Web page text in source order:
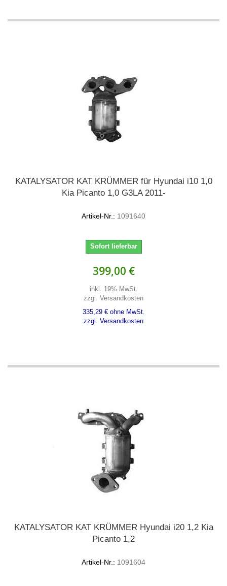
KATALYSATOR KAT KRÜMMER für Hyundai i10 1,0
Kia Picanto 1,0 G3LA 2011-
Artikel-Nr.: 1091640
Sofort lieferbar
399,00 €
inkl. 19% MwSt.
zzgl. Versandkosten
335,29 € ohne MwSt.
zzgl. Versandkosten
KATALYSATOR KAT KRÜMMER Hyundai i20 1,2 Kia
Picanto 1,2
Artikel-Nr.: 1091604